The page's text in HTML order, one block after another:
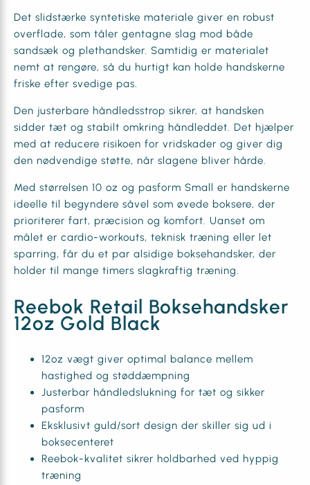
Det slidstærke syntetiske materiale giver en robust
overflade, som tåler gentagne slag mod både
sandsæk og plethandsker. Samtidig er materialet
nemt at rengøre, så du hurtigt kan holde handskerne
friske efter svedige pas.
Den justerbare håndledsstrop sikrer, at handsken
sidder tæt og stabilt omkring håndleddet. Det hjælper
med at reducere risikoen for vridskader og giver dig
den nødvendige støtte, når slagene bliver hårde.
Med størrelsen 10 oz og pasform Small er handskerne
ideelle til begyndere såvel som øvede boksere, der
prioriterer fart, præcision og komfort. Uanset om
målet er cardio-workouts, teknisk træning eller let
sparring, får du et par alsidige boksehandsker, der
holder til mange timers slagkraftig træning.
Reebok Retail Boksehandsker
12oz Gold Black
12oz vægt giver optimal balance mellem
hastighed og støddæmpning
Justerbar håndledslukning for tæt og sikker
pasform
Eksklusivt guld/sort design der skiller sig ud i
boksecenteret
Reebok-kvalitet sikrer holdbarhed ved hyppig
træning